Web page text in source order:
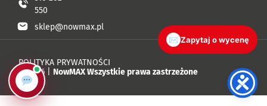
550
sklep@nowmax.pl
© 2026 | NowMAX Wszystkie prawa zastrzeżone
POLITYKA PRYWATNOŚCI
✉ Zapytaj o wycenę